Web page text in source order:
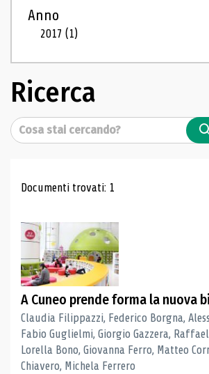
Anno
2017(1)
Ricerca
Cerca
Risultati di ricerca
Documenti trovati: 1
A Cuneo prende forma la nuova
Claudia Filippazzi, Federico Borgna,
Fabio Guglielmi, Giorgio Gazzera,
Lorella Bono, Giovanna Ferro, Matteo
Chiavero, Michela Ferrero